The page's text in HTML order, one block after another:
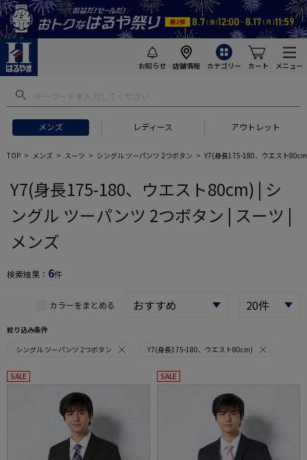
お知らせ 店舗情報 カテゴリー カート メニュー
メンズ レディース アウトレット
フトにおすすめ #セットアップ スーツ
TOP メンズ スーツ シングル ツーパンツ 2つボタン Y7(身長175-180、ウエスト
Y7(身長175-180、ウエスト80cm) | シ
ングル ツーパンツ 2つボタン | スーツ |
メンズ
検索結果： 6件
カラーをまとめる
絞り込み条件
シングル ツーパンツ 2つボタン
Y7(身長175-180、ウエスト80cm)
SALE SALE